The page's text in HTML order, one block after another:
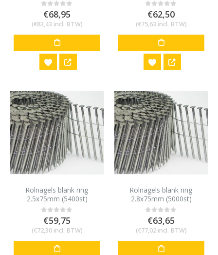
0out of 5
€68,95
(€83,43 incl. BTW)
0out of 5
€62,50
(€75,63 incl. BTW)
Rolnagels blank ring
2.5x75mm (5400st)
0out of 5
€59,75
(€72,30incl. BTW)
Rolnagels blank ring
2.8x75mm (5000st)
0out of 5
€63,65
(€77,02incl. BTW)